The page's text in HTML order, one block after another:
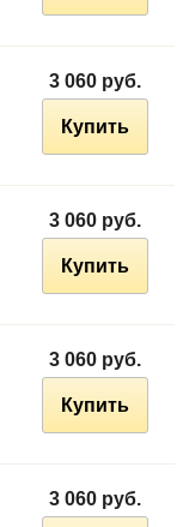
3 060 руб.
Купить
3 060 руб.
Купить
3 060 руб.
Купить
3 060 руб.